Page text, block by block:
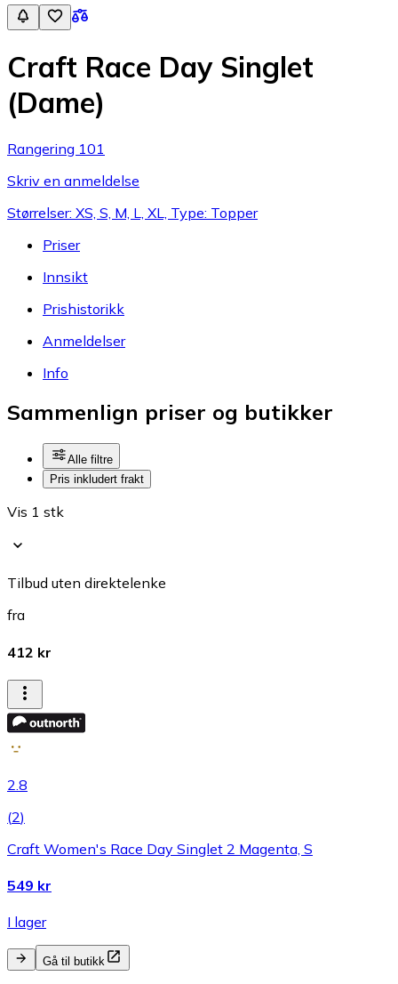
Craft Race Day Singlet
(Dame)
Rangering 101
Skriv en anmeldelse
Størrelser: XS, S, M, L, XL, Type: Topper
Priser
Innsikt
Prishistorikk
Anmeldelser
Info
Sammenlign priser og butikker
Alle filtre
Pris inkludert frakt
Vis 1 stk
Tilbud uten direktelenke
fra
412 kr
2.8
(2)
Craft Women's Race Day Singlet 2 Magenta, S
549 kr
I lager
Gå til butikk